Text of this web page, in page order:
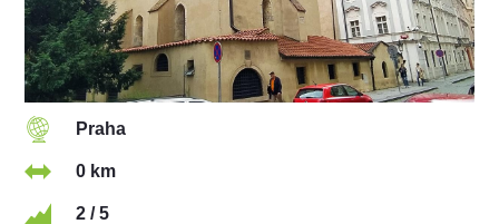
Praha
0 km
2 / 5